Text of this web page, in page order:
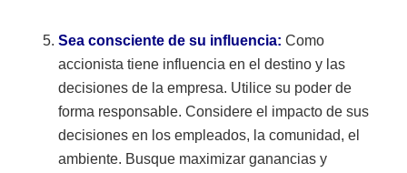
Sea consciente de su influencia: Como
accionista tiene influencia en el destino y las
decisiones de la empresa. Utilice su poder de
forma responsable. Considere el impacto de sus
decisiones en los empleados, la comunidad, el
ambiente. Busque maximizar ganancias y